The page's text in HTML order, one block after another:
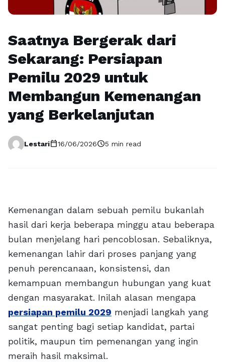
Saatnya Bergerak dari
Sekarang: Persiapan
Pemilu 2029 untuk
Membangun Kemenangan
yang Berkelanjutan
Lestaricalendar_today16/06/2026schedule5 min read
Kemenangan dalam sebuah pemilu bukanlah
hasil dari kerja beberapa minggu atau beberapa
bulan menjelang hari pencoblosan. Sebaliknya,
kemenangan lahir dari proses panjang yang
penuh perencanaan, konsistensi, dan
kemampuan membangun hubungan yang kuat
dengan masyarakat. Inilah alasan mengapa
persiapan pemilu 2029 menjadi langkah yang
sangat penting bagi setiap kandidat, partai
politik, maupun tim pemenangan yang ingin
meraih hasil maksimal.